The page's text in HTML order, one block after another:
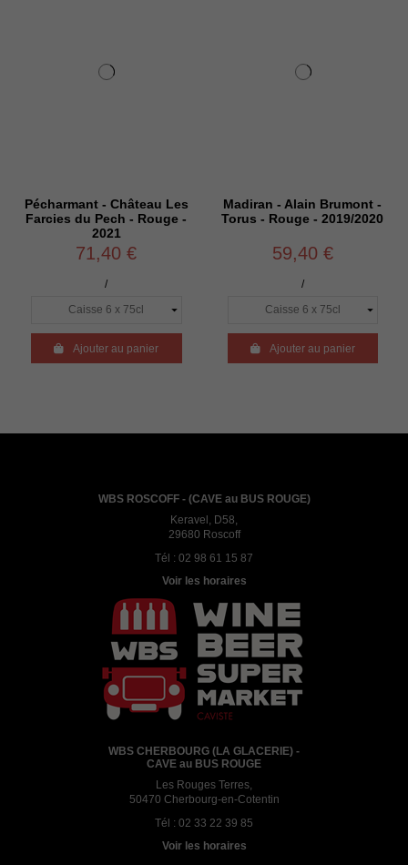
Pécharmant - Château Les
Farcies du Pech - Rouge -
2021
71,40 €
/
Ajouter au panier
Madiran - Alain Brumont -
Torus - Rouge - 2019/2020
59,40 €
/
Ajouter au panier
WBS ROSCOFF - (CAVE au BUS ROUGE)
Keravel, D58,
29680 Roscoff
Tél : 02 98 61 15 87
Voir les horaires
WBS CHERBOURG (LA GLACERIE) -
CAVE au BUS ROUGE
Les Rouges Terres,
50470 Cherbourg-en-Cotentin
Tél : 02 33 22 39 85
Voir les horaires